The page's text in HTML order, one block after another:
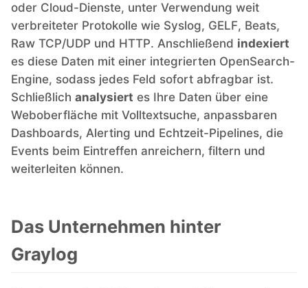
Matomo
Mattermost
Meilisearch
Memcached
oder Cloud-Dienste, unter Verwendung weit
verbreiteter Protokolle wie Syslog, GELF, Beats,
Raw TCP/UDP und HTTP. Anschließend indexiert
es diese Daten mit einer integrierten OpenSearch-
Engine, sodass jedes Feld sofort abfragbar ist.
Schließlich analysiert es Ihre Daten über eine
Weboberfläche mit Volltextsuche, anpassbaren
Dashboards, Alerting und Echtzeit-Pipelines, die
Events beim Eintreffen anreichern, filtern und
weiterleiten können.
Das Unternehmen hinter
Graylog